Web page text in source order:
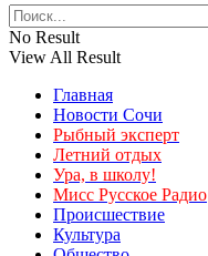
No Result
View All Result
Главная
Новости Сочи
Рыбный эксперт
Летний отдых
Ура, в школу!
Мисс Русское Радио
Происшествие
Культура